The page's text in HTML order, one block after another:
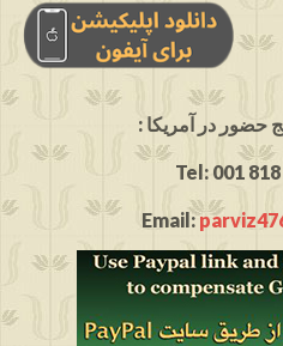
حضور در آمریکا
Tel: 001
Email: